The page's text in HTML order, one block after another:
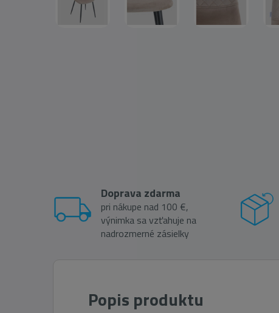
Doprava zdarma
pri nákupe nad 100 €,
výnimka sa vzťahuje na
nadrozmerné zásielky
Popis produktu